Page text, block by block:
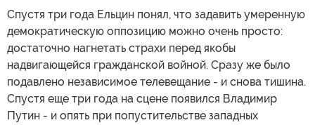
Спустя три года Ельцин понял, что задавить умеренную
демократическую оппозицию можно очень просто:
достаточно нагнетать страхи перед якобы
надвигающейся гражданской войной. Сразу же было
подавлено независимое телевещание - и снова тишина.
Спустя еще три года на сцене появился Владимир
Путин - и опять при попустительстве западных